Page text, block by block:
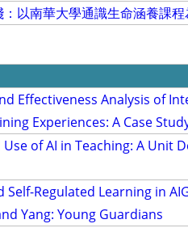
以南華大學通識生命涵養課程
Effectiveness Analysis of
Experiences: A Case
of AI in Teaching: A Unit
Self-Regulated Learning in
Yang: Young Guardians